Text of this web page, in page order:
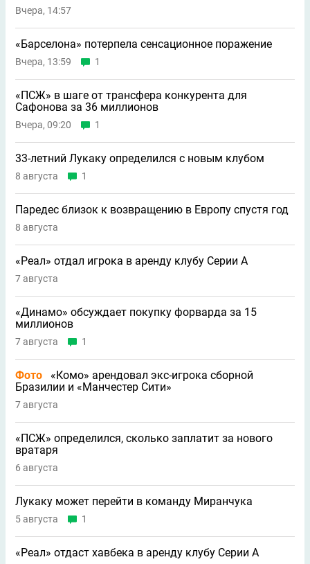
Вчера, 14:57
«Барселона» потерпела сенсационное поражение
Вчера, 13:59 1
«ПСЖ» в шаге от трансфера конкурента для
Сафонова за 36 миллионов
Вчера, 09:20 1
33-летний Лукаку определился с новым клубом
8 августа 1
Паредес близок к возвращению в Европу спустя год
8 августа
«Реал» отдал игрока в аренду клубу Серии А
7 августа
«Динамо» обсуждает покупку форварда за 15
миллионов
7 августа 1
Фото
«Комо» арендовал экс-игрока сборной
Бразилии и «Манчестер Сити»
7 августа
«ПСЖ» определился, сколько заплатит за нового
вратаря
6 августа
Лукаку может перейти в команду Миранчука
5 августа 1
«Реал» отдаст хавбека в аренду клубу Серии A